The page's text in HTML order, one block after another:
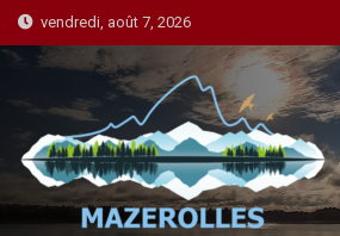
k
vendredi, août 7, 2026